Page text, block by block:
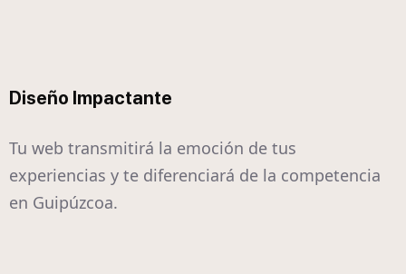
Diseño Impactante
Tu web transmitirá la emoción de tus
experiencias y te diferenciará de la competencia
en Guipúzcoa.